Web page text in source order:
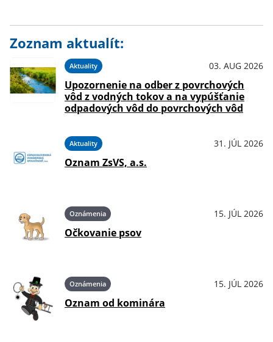
Zoznam aktualít:
Aktuality 03. AUG 2026
Upozornenie na odber z povrchových
vôd z vodných tokov a na vypúšťanie
odpadových vôd do povrchových vôd
Aktuality 31. JÚL 2026
Oznam ZsVS, a.s.
Oznámenia 15. JÚL 2026
Očkovanie psov
Oznámenia 15. JÚL 2026
Oznam od kominára